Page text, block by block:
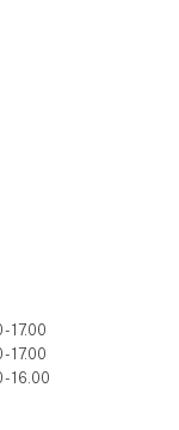
17.00
17.00
16.00